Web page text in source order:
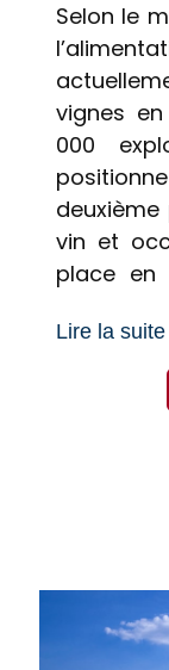
Selon le
vignes
000
vin et
place en
de
agricole
Lire la suite